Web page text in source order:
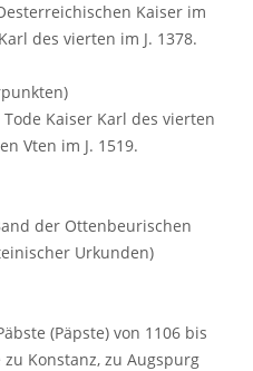
Kaiser im
des vierten im J. 1378.
Kaiser Karl des vierten
Vten im J. 1519.
der Ottenbeurischen
Urkunden)
(Päpste) von 1106 bis
Konstanz, zu Augspurg